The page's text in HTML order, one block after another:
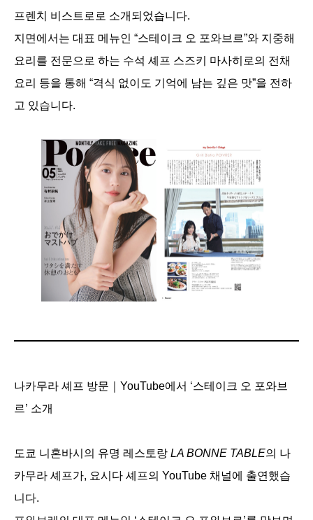
프렌치 비스트로로 소개되었습니다.
지면에서는 대표 메뉴인 “스테이크 오 포와브르”와 지중해
요리를 전문으로 하는 수석 셰프 스즈키 마사히로의 전채
요리 등을 통해 “격식 없이도 기억에 남는 깊은 맛”을 전하
고 있습니다.
나카무라 셰프 방문｜YouTube에서 ‘스테이크 오 포와브
르’ 소개
도쿄 니혼바시의 유명 레스토랑 LA BONNE TABLE의 나
카무라 셰프가, 요시다 셰프의 YouTube 채널에 출연했습
니다.